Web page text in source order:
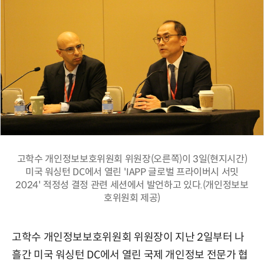
고학수 개인정보보호위원회 위원장(오른쪽)이 3일(현지시간)
미국 워싱턴 DC에서 열린 'IAPP 글로벌 프라이버시 서밋
2024' 적정성 결정 관련 세션에서 발언하고 있다.(개인정보보
호위원회 제공)
고학수 개인정보보호위원회 위원장이 지난 2일부터 나
흘간 미국 워싱턴 DC에서 열린 국제 개인정보 전문가 협